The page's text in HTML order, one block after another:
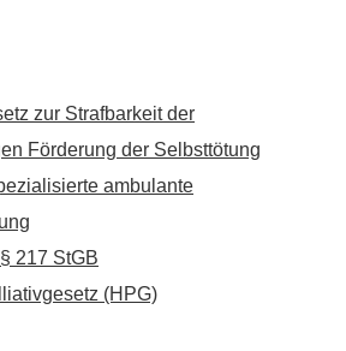
zur Strafbarkeit der
Förderung der Selbsttötung
ambulante
217 StGB
(HPG)